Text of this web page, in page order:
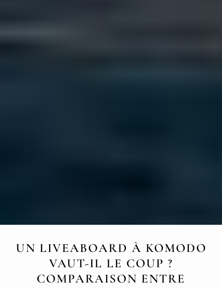
UN LIVEABOARD À KOMODO
VAUT-IL LE COUP ?
COMPARAISON ENTRE